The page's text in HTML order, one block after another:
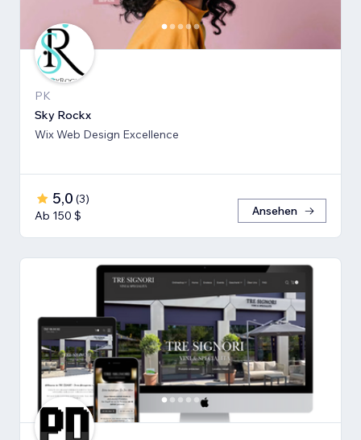
PK
Sky Rockx
Wix Web Design Excellence
5,0 (3)
Ab 150 $
Ansehen